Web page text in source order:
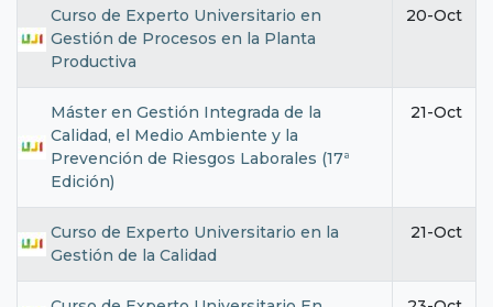
Curso de Experto Universitario en
Gestión de Procesos en la Planta
Productiva
20-Oct
Máster en Gestión Integrada de la
Calidad, el Medio Ambiente y la
Prevención de Riesgos Laborales (17ª
Edición)
21-Oct
Curso de Experto Universitario en la
Gestión de la Calidad
21-Oct